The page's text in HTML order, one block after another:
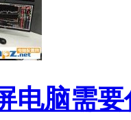
电脑需